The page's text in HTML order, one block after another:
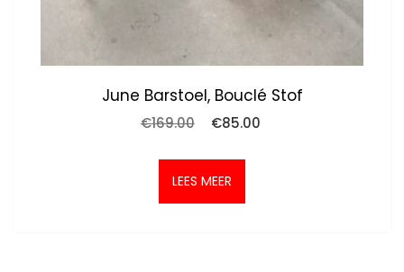
June Barstoel, Bouclé Stof
€169.00
Oorspronkelijke
was:
€169.00.
€85.00
LEES MEER